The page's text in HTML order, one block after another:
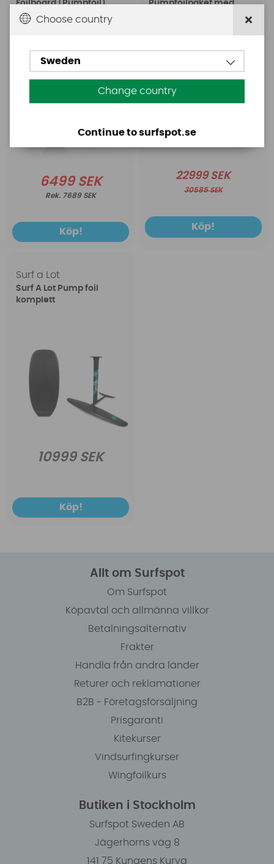
Foilboard (Pumpfoil)
6499 SEK
7689 SEK
Köp!
Pumpfoilpaket med
22999 SEK
30585 SEK
Köp!
Surf a Lot
Surf A Lot Pump foil
komplett
10999 SEK
Köp!
Allt om Surfspot
Om Surfspot
Köpavtal och allmänna villkor
Betalningsalternativ
Frakter
Handla från andra länder
Returer och reklamationer
B2B - Företagsförsäljning
Prisgaranti
Kitekurser
Vindsurfingkurser
Wingfoilkurs
Butiken i Stockholm
Surfspot Sweden AB
Jägerhorns väg 8
141 75 Kungens Kurva
Choose country
Sweden
Change country
Continue to surfspot.se